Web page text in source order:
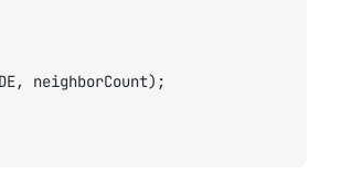
neighborCount);